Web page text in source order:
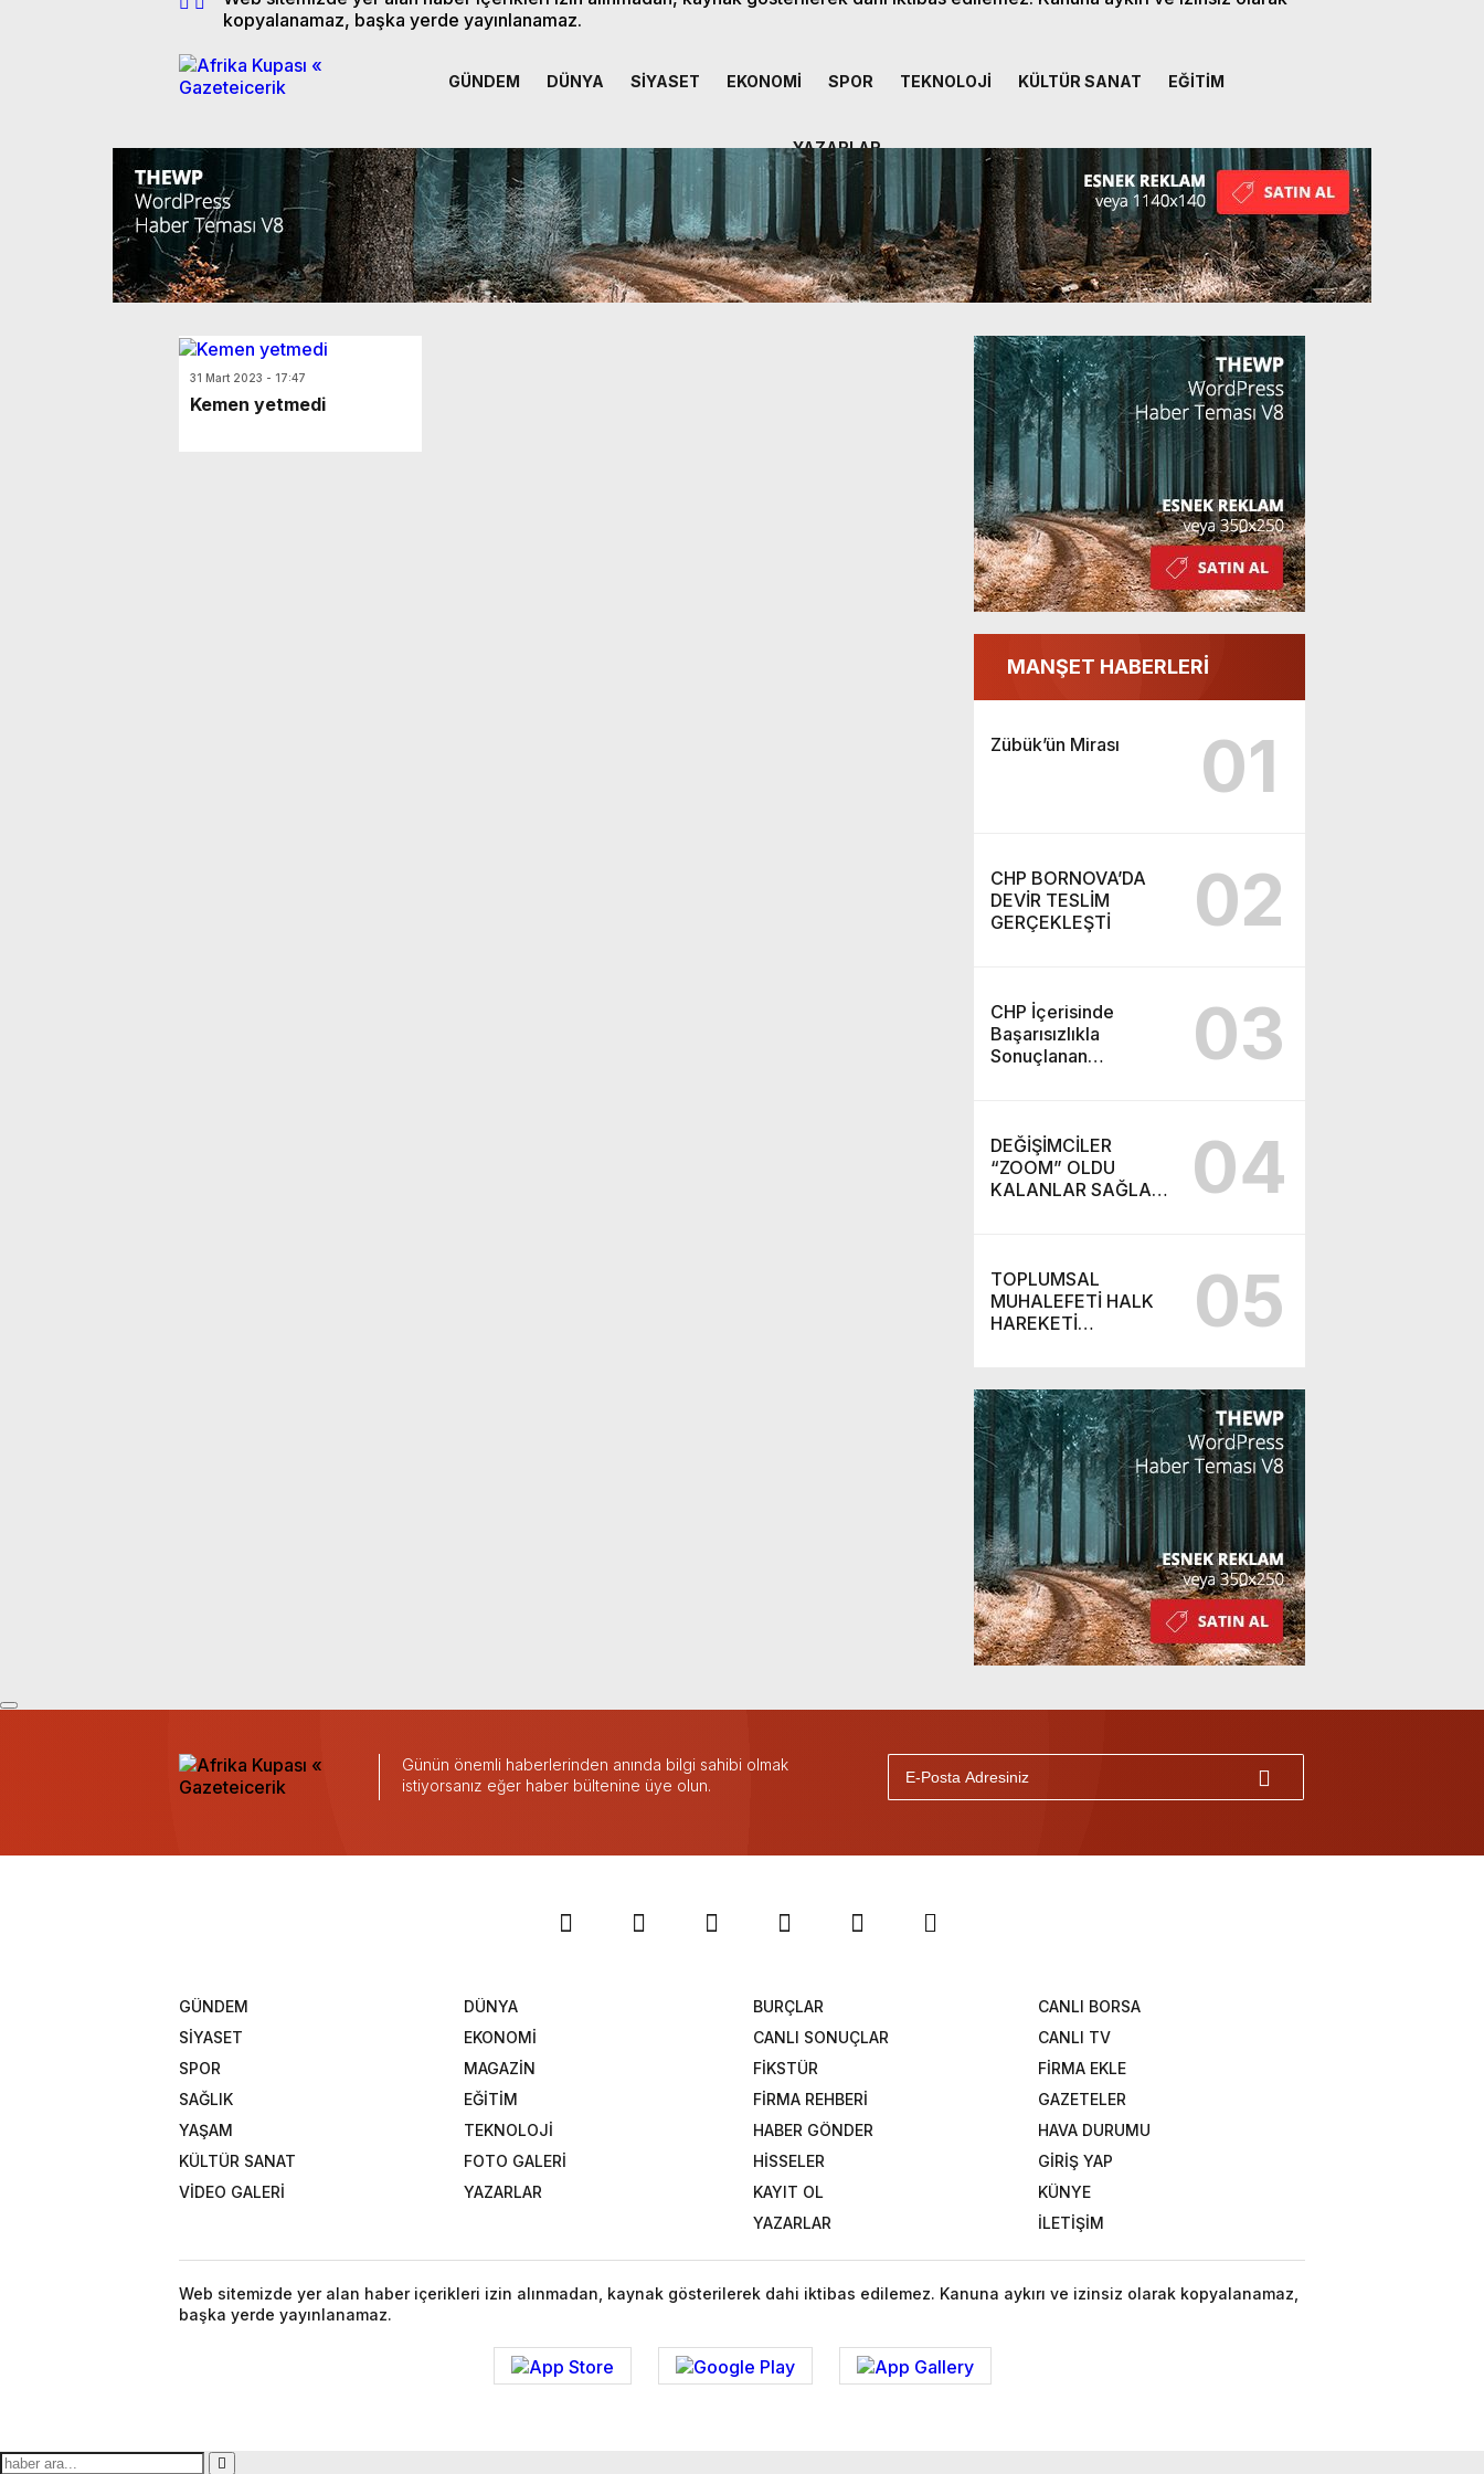
kopyalanamaz, başka yerde yayınlanamaz.
GÜNDEM DÜNYA SİYASET EKONOMİ SPOR TEKNOLOJİ KÜLTÜR SANAT EĞİTİM
YAZARLAR
31 Mart 2023 - 17:47
Kemen yetmedi
MANŞET HABERLERİ
Zübük’ün Mirası 01
CHP BORNOVA’DA
DEVİR TESLİM
GERÇEKLEŞTİ
02
CHP İçerisinde
Başarısızlıkla
Sonuçlanan
Parti
03
DEĞİŞİMCİLER
“ZOOM” OLDU
KALANLAR SAĞLAR
04
TOPLUMSAL
MUHALEFETİ HALK
HAREKETİ
05
Günün önemli haberlerinden anında bilgi sahibi olmak
istiyorsanız eğer haber bültenine üye olun.
GÜNDEM
DÜNYA
SİYASET
EKONOMİ
SPOR
MAGAZİN
SAĞLIK
EĞİTİM
YAŞAM
TEKNOLOJİ
KÜLTÜR SANAT
FOTO GALERİ
VİDEO GALERİ
YAZARLAR
BURÇLAR
CANLI BORSA
CANLI SONUÇLAR
CANLI TV
FİKSTÜR
FİRMA EKLE
FİRMA REHBERİ
GAZETELER
HABER GÖNDER
HAVA DURUMU
HİSSELER
GİRİŞ YAP
KAYIT OL
KÜNYE
YAZARLAR
İLETİŞİM
Web sitemizde yer alan haber içerikleri izin alınmadan, kaynak gösterilerek dahi iktibas edilemez. Kanuna aykırı ve izinsiz olarak kopyalanamaz,
başka yerde yayınlanamaz.